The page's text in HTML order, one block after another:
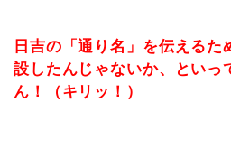
日吉の「通り名」を伝えるた
設したんじゃないか、といっ
ん！（キリッ！）